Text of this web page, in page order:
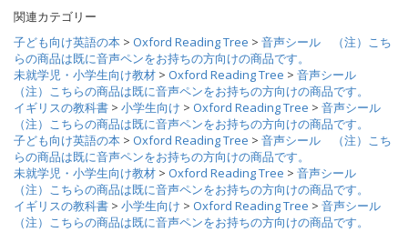
関連カテゴリー
子ども向け英語の本 > Oxford Reading Tree > 音声シール （注）こち
らの商品は既に音声ペンをお持ちの方向けの商品です。
未就学児・小学生向け教材 > Oxford Reading Tree > 音声シール
（注）こちらの商品は既に音声ペンをお持ちの方向けの商品です。
イギリスの教科書 > 小学生向け > Oxford Reading Tree > 音声シール
（注）こちらの商品は既に音声ペンをお持ちの方向けの商品です。
子ども向け英語の本 > Oxford Reading Tree > 音声シール （注）こち
らの商品は既に音声ペンをお持ちの方向けの商品です。
未就学児・小学生向け教材 > Oxford Reading Tree > 音声シール
（注）こちらの商品は既に音声ペンをお持ちの方向けの商品です。
イギリスの教科書 > 小学生向け > Oxford Reading Tree > 音声シール
（注）こちらの商品は既に音声ペンをお持ちの方向けの商品です。